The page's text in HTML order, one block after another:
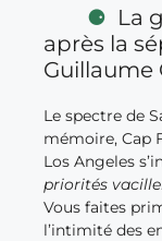
La
après la
Guillaume
Le spectre de
mémoire, Cap
Los Angeles
priorités
Vous faites
l’intimité des